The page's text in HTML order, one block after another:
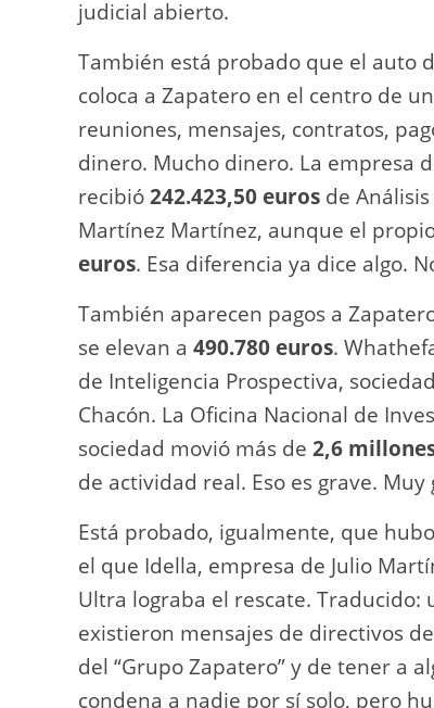
judicial abierto.
También está probado que el auto
coloca a Zapatero en el centro de
reuniones, mensajes, contratos,
dinero. Mucho dinero. La empresa
recibió242.423,50 euros de
Martínez Martínez, aunque el
euros. Esa diferencia ya dice algo.
También aparecen pagos a
se elevan a 490.780 euros.
de Inteligencia Prospectiva,
Chacón. La Oficina Nacional de
sociedad movió más de 2,6
de actividad real. Eso es grave. Muy
Está probado, igualmente, que
el que Idella, empresa de Julio
Ultra lograba el rescate. Traducido:
existieron mensajes de directivos
del “Grupo Zapatero” y de tener a
condena a nadie por sí solo, pero